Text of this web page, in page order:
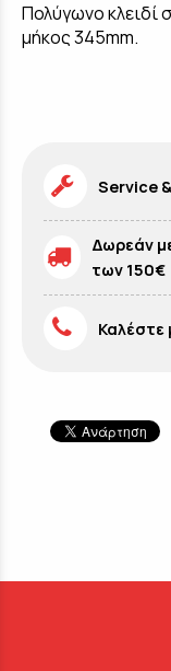
Πολύγωνο κλειδί
μήκος 345mm.
Service
Δωρεάν
των 150€
Καλέστε